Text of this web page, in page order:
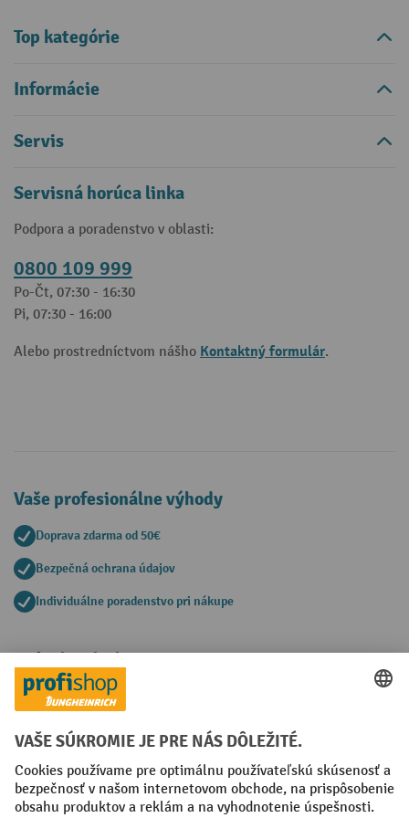
Top kategórie
Informácie
Servis
Servisná horúca linka
Podpora a poradenstvo v oblasti:
0800 109 999
Po-Čt, 07:30 - 16:30
Pi, 07:30 - 16:00
Alebo prostredníctvom nášho Kontaktný formulár.
Vaše profesionálne výhody
Doprava zdarma od 50€
Bezpečná ochrana údajov
Individuálne poradenstvo pri nákupe
Spôsoby platby
Creditcard (Master)Creditcard (Visa)
Faktúra Predplatba
Sociálne siete